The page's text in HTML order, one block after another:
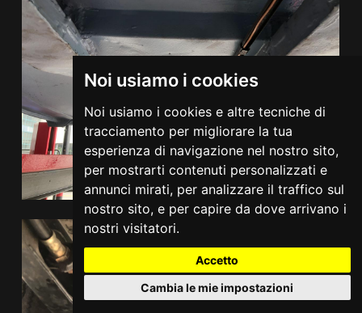
Noi usiamo i cookies
Noi usiamo i cookies e altre tecniche di
tracciamento per migliorare la tua
esperienza di navigazione nel nostro sito,
per mostrarti contenuti personalizzati e
annunci mirati, per analizzare il traffico sul
nostro sito, e per capire da dove arrivano i
nostri visitatori.
Accetto
Cambia le mie impostazioni